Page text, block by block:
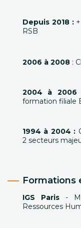
Depuis 2018 :
RSB
2006 à 2008 :
2004 à 2006
formation filiale
1994 à 2004 :
2 secteurs
Formations
IGS Paris-
Ressources